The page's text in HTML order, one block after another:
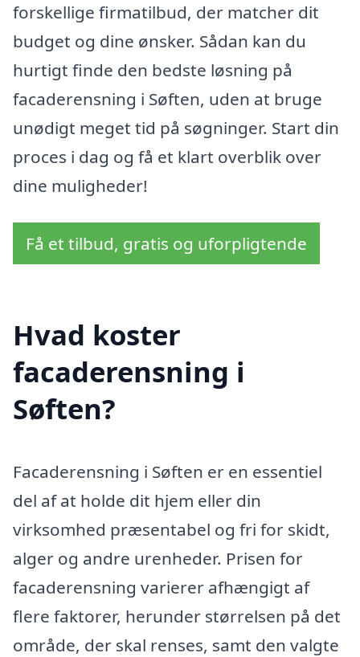
forskellige firmatilbud, der matcher dit
budget og dine ønsker. Sådan kan du
hurtigt finde den bedste løsning på
facaderensning i Søften, uden at bruge
unødigt meget tid på søgninger. Start din
proces i dag og få et klart overblik over
dine muligheder!
Få et tilbud, gratis og uforpligtende
Hvad koster
facaderensning i
Søften?
Facaderensning i Søften er en essentiel
del af at holde dit hjem eller din
virksomhed præsentabel og fri for skidt,
alger og andre urenheder. Prisen for
facaderensning varierer afhængigt af
flere faktorer, herunder størrelsen på det
område, der skal renses, samt den valgte